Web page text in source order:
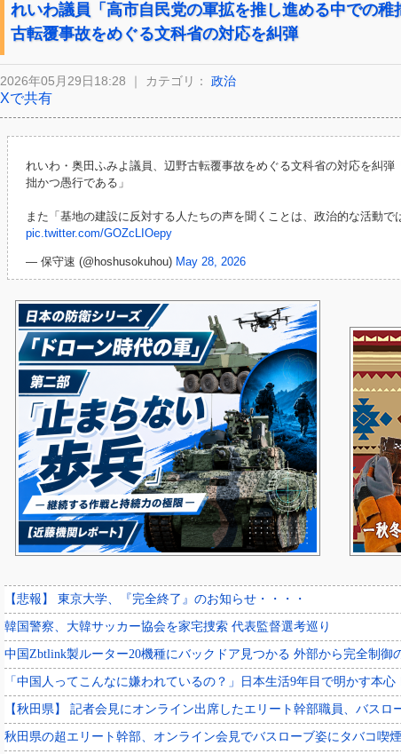
れいわ議員「高市自民党の軍拡を推し進める中での稚
古転覆事故をめぐる文科省の対応を糾弾
2026年05月29日18:28 ｜ カテゴリ： 政治
Xで共有
れいわ・奥田ふみよ議員、辺野古転覆事故をめぐる文科省の対応を糾
拙かつ愚行である」
また「基地の建設に反対する人たちの声を聞くことは、政治的な活動
pic.twitter.com/GOZcLIOepy
— 保守速 (@hoshusokuhou) May 28, 2026